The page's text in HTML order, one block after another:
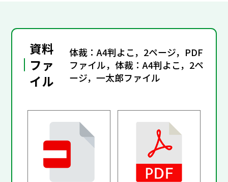
資料
ファ
イル
体裁：A4判よこ，2ページ，PDF
ファイル，体裁：A4判よこ，2ペ
ージ，一太郎ファイル